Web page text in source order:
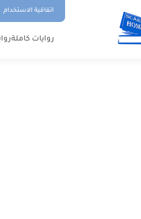
اتفاقية الاستخدام
روايات كاملة